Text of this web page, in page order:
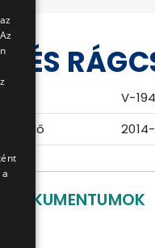
ÉS
V-
DOKUMENTUMOK